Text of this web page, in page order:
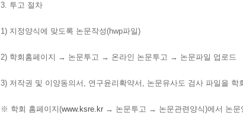
3. 투고 절차
1) 지정양식에 맞도록 논문작성(hwp파일)
2) 학회홈페이지 → 논문투고 → 온라인 논문투고 → 논문파일 업로드
3) 저작권 및 이양동의서 , 연구윤리확약서 , 논문유사도 검사 파일을 학
※ 학회 홈페이지(www.ksre.kr → 논문투고 → 논문관련양식)에서 논문